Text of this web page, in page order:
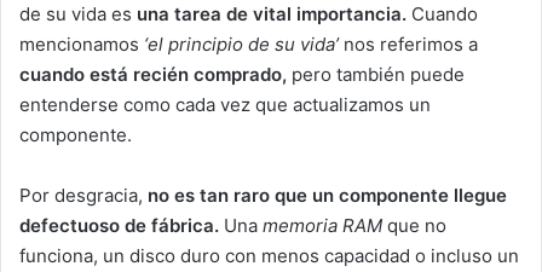
de su vida es una tarea de vital importancia. Cuando
mencionamos ‘el principio de su vida’nos referimos a
cuando está recién comprado, pero también puede
entenderse como cada vez que actualizamos un
componente.
Por desgracia, no es tan raro que un componente llegue
defectuoso de fábrica. Una memoria RAM que no
funciona, un disco duro con menos capacidad o incluso un